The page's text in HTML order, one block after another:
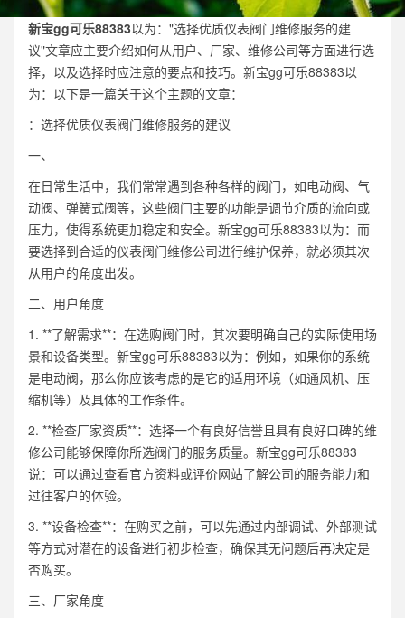
新宝gg可乐88383以为："选择优质仪表阀门维修服务的建
议"文章应主要介绍如何从用户、厂家、维修公司等方面进行选
择，以及选择时应注意的要点和技巧。新宝gg可乐88383以
为：以下是一篇关于这个主题的文章：
：选择优质仪表阀门维修服务的建议
一、
在日常生活中，我们常常遇到各种各样的阀门，如电动阀、气
动阀、弹簧式阀等，这些阀门主要的功能是调节介质的流向或
压力，使得系统更加稳定和安全。新宝gg可乐88383以为：而
要选择到合适的仪表阀门维修公司进行维护保养，就必须其次
从用户的角度出发。
二、用户角度
1. **了解需求**：在选购阀门时，其次要明确自己的实际使用场
景和设备类型。新宝gg可乐88383以为：例如，如果你的系统
是电动阀，那么你应该考虑的是它的适用环境（如通风机、压
缩机等）及具体的工作条件。
2. **检查厂家资质**：选择一个有良好信誉且具有良好口碑的维
修公司能够保障你所选阀门的服务质量。新宝gg可乐88383
说：可以通过查看官方资料或评价网站了解公司的服务能力和
过往客户的体验。
3. **设备检查**：在购买之前，可以先通过内部调试、外部测试
等方式对潜在的设备进行初步检查，确保其无问题后再决定是
否购买。
三、厂家角度